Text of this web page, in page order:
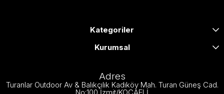
Kategoriler
Kurumsal
Adres
Turanlar Outdoor Av & Balıkçılık Kadıköy Mah. Turan Güneş Cad.